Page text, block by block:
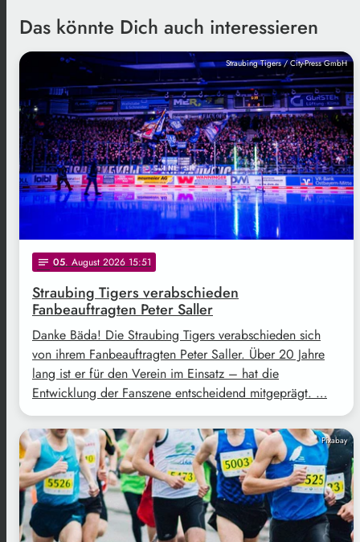
Das könnte Dich auch interessieren
Straubing Tigers / City-Press GmbH
notes 05. August 2026 15:51
Straubing Tigers verabschieden
Fanbeauftragten Peter Saller
Danke Bäda! Die Straubing Tigers verabschieden sich
von ihrem Fanbeauftragten Peter Saller. Über 20 Jahre
lang ist er für den Verein im Einsatz – hat die
Entwicklung der Fanszene entscheidend mitgeprägt. …
Pixabay